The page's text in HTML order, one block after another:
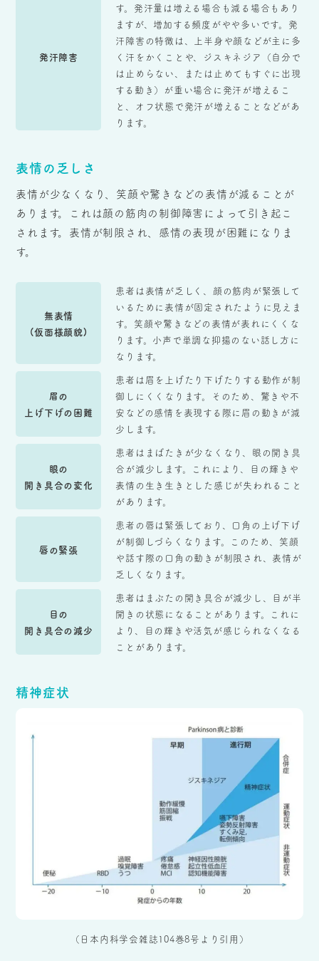
発汗障害
す。発汗量は増える場合も減る場合もあり
ますが、増加する頻度がやや多いです。発
汗障害の特徴は、上半身や顔などが主に多
く汗をかくことや、ジスキネジア（自分で
は止めらない、または止めてもすぐに出現
する動き）が重い場合に発汗が増えるこ
と、オフ状態で発汗が増えることなどがあ
ります。
表情の乏しさ
表情が少なくなり、笑顔や驚きなどの表情が減ることが
あります。これは顔の筋肉の制御障害によって引き起こ
されます。表情が制限され、感情の表現が困難になりま
す。
無表情
(仮面様顔貌)
患者は表情が乏しく、顔の筋肉が緊張して
いるために表情が固定されたように見えま
す。笑顔や驚きなどの表情が表れにくくな
ります。小声で単調な抑揚のない話し方に
なります。
眉の
上げ下げの困難
患者は眉を上げたり下げたりする動作が制
御しにくくなります。そのため、驚きや不
安などの感情を表現する際に眉の動きが減
少します。
眼の
開き具合の変化
患者はまばたきが少なくなり、眼の開き具
合が減少します。これにより、目の輝きや
表情の生き生きとした感じが失われること
があります。
唇の緊張
患者の唇は緊張しており、口角の上げ下げ
が制御しづらくなります。このため、笑顔
や話す際の口角の動きが制限され、表情が
乏しくなります。
目の
開き具合の減少
患者はまぶたの開き具合が減少し、目が半
開きの状態になることがあります。これに
より、目の輝きや活気が感じられなくなる
ことがあります。
精神症状
（日本内科学会雑誌104巻8号より引用）